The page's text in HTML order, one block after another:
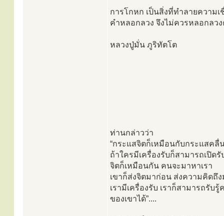
การโกหก เป็นสิ่งที่ทำลายความ
คำหลอกลวง จึงไม่ควรหลอกลว
หลวงปู่มั่น ภูริทัตโต
ท่านกล่าวว่า
“กระแสจิตก็เหมือนกับกระแสคลื่
ถ้าใครมีเครื่องรับก็สามารถเปิด
จิตก็เหมือนกัน คนจะมาหาเรา
เขาก็ส่งจิตมาก่อน ส่งความคิดถึ
เรามีเครื่องรับ เราก็สามารถรับ
ของเขาได้”....